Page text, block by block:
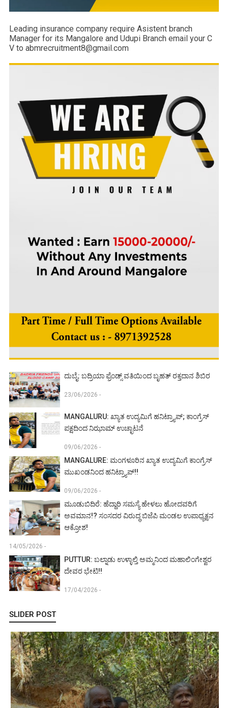
Leading insurance company require Asistent branch
Manager for its Mangalore and Udupi Branch email your C
V to abmrecruitment8@gmail.com
ದುಬೈ: ಬದ್ರಿಯಾ ಫ್ರೆಂಡ್ಸ್ ವತಿಯಿಂದ ಬೃಹತ್ ರಕ್ತದಾನ ಶಿಬಿರ
23/06/2026 -
MANGALURU: ಖ್ಯಾತ ಉದ್ಯಮಿಗೆ ಹನಿಟ್ರ್ಯಾಪ್; ಕಾಂಗ್ರೆಸ್
ಪಕ್ಷದಿಂದ ನಿಝಾಮ್ ಉಚ್ಛಾಟನೆ
09/06/2026 -
MANGALURE: ಮಂಗಳೂರಿನ ಖ್ಯಾತ ಉದ್ಯಮಿಗೆ ಕಾಂಗ್ರೆಸ್
ಮುಖಂಡನಿಂದ ಹನಿಟ್ರ್ಯಾಪ್!!
09/06/2026 -
ಮೂಡುಬಿದಿರೆ: ಹೆದ್ದಾರಿ ಸಮಸ್ಯೆ ಹೇಳಲು ಹೋದವರಿಗೆ
ಅವಮಾನ!? ಸಂಸದರ ವಿರುದ್ಧ ಬಿಜೆಪಿ ಮಂಡಲ ಉಪಾಧ್ಯಕ್ಷನ
ಆಕ್ರೋಶ!
14/05/2026 -
PUTTUR: ಬಲ್ನಾಡು ಉಳ್ಳಾಲ್ತಿ ಅಮ್ಮನಿಂದ ಮಹಾಲಿಂಗೇಶ್ವರ
ದೇವರ ಭೇಟಿ!!
17/04/2026 -
SLIDER POST